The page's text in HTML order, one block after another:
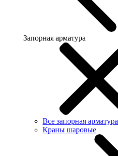
Запорная арматура
Все запорная арматура
Краны шаровые